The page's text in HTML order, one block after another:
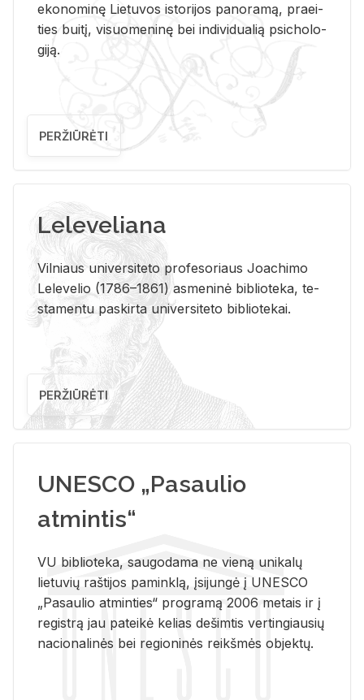
eko­no­mi­nę Lie­tu­vos is­to­ri­jos pa­no­ra­mą, pra­ei­
ties bui­tį, vi­suo­me­ni­nę bei in­di­vi­dua­lią psi­cho­lo­
gi­ją.
PERŽIŪRĖTI
Leleveliana
Vil­niaus uni­ver­si­te­to pro­fe­so­riaus Jo­a­chi­mo
Le­le­ve­lio (1786–1861) as­me­ni­nė bi­b­lio­te­ka, te­
sta­men­tu pa­skir­ta uni­ver­si­te­to bi­b­lio­te­kai.
PERŽIŪRĖTI
UNESCO „Pasaulio
atmintis“
VU biblioteka, saugodama ne vieną unikalų
lietuvių raštijos paminklą, įsijungė į UNESCO
„Pasaulio atminties“ programą 2006 metais ir į
registrą jau pateikė kelias dešimtis vertingiausių
nacionalinės bei regioninės reikšmės objektų.